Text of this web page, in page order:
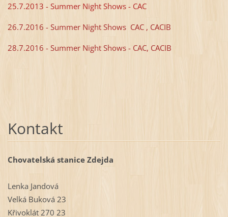
25.7.2013 - Summer Night Shows - CAC
26.7.2016 - Summer Night Shows CAC , CACIB
28.7.2016 - Summer Night Shows - CAC, CACIB
Kontakt
Chovatelská stanice Zdejda
Lenka Jandová
Velká Buková 23
Křivoklát 270 23